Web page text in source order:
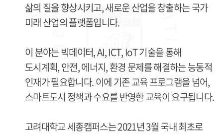
삶의 질을 향상시키고, 새로운 산업을 창출하는 국가
미래 산업의 플랫폼입니다.
이 분야는 빅데이터, AI, ICT, IoT 기술을 통해
도시계획, 안전, 에너지, 환경 문제를 해결하는 능동적
인재가 필요합니다. 이에 기존 교육 프로그램을 넘어,
스마트도시 정책과 수요를 반영한 교육이 요구됩니다.
고려대학교 세종캠퍼스는 2021년 3월 국내 최초로